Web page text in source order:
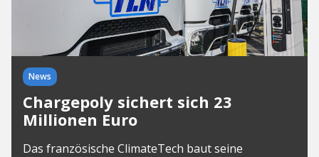
News
Chargepoly sichert sich 23
Millionen Euro
Das französische ClimateTech baut seine